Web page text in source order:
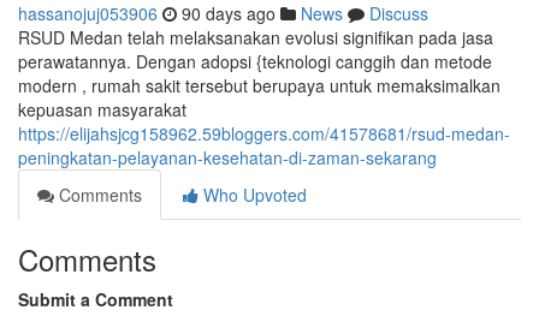
hassanojuj053906 90 days ago News
Discuss
RSUD Medan telah melaksanakan evolusi signifikan pada jasa
perawatannya. Dengan adopsi {teknologi canggih dan metode
modern , rumah sakit tersebut berupaya untuk memaksimalkan
kepuasan masyarakat
https://elijahsjcg158962.59bloggers.com/41578681/rsud-medan-
peningkatan-pelayanan-kesehatan-di-zaman-sekarang
Comments
Who Upvoted
Comments
Submit a Comment